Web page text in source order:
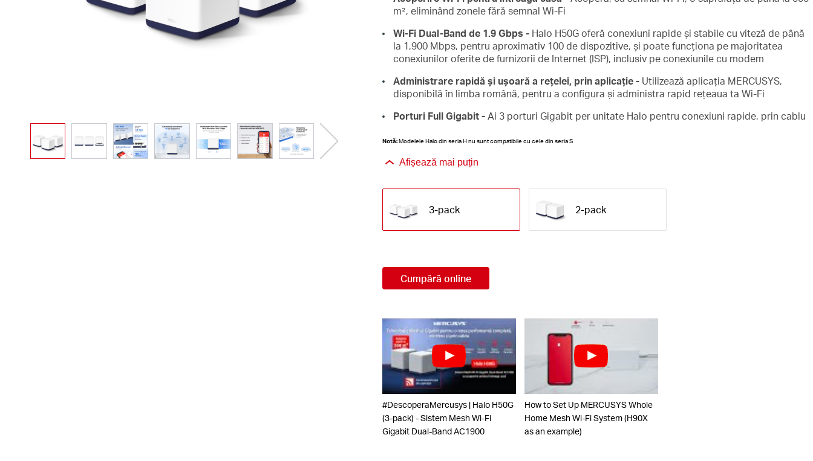
m², eliminând zonele fără semnal Wi-Fi
Wi-Fi Dual-Band de 1.9 Gbps - Halo H50G oferă conexiuni rapide și stabile cu viteză de până
la 1,900 Mbps, pentru aproximativ 100 de dispozitive, și poate funcționa pe majoritatea
conexiunilor oferite de furnizorii de Internet (ISP), inclusiv pe conexiunile cu modem
Administrare rapidă și ușoară a rețelei, prin aplicație -Utilizează aplicația MERCUSYS,
disponibilă în limba română, pentru a configura și administra rapid rețeaua ta Wi-Fi
Porturi Full Gigabit -Ai 3 porturi Gigabit per unitate Halo pentru conexiuni rapide, prin cablu
Notă:Modelele Halo din seria H nu sunt compatibile cu cele din seria S
Afișează mai puțin
3-pack 2-pack
Cumpără online
#DescoperaMercusys | Halo H50G
(3-pack) - Sistem Mesh Wi-Fi
Gigabit Dual-Band AC1900
How to Set Up MERCUSYS Whole
Home Mesh Wi-Fi System (H90X
as an example)